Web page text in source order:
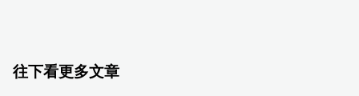
往下看更多文章